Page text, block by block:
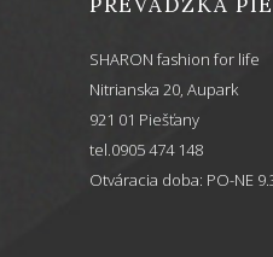
SHARON fashion for life
Nitrianska 20, Aupark
921 01 Piešťany
tel.0905 474 148
Otváracia doba: PO-NE